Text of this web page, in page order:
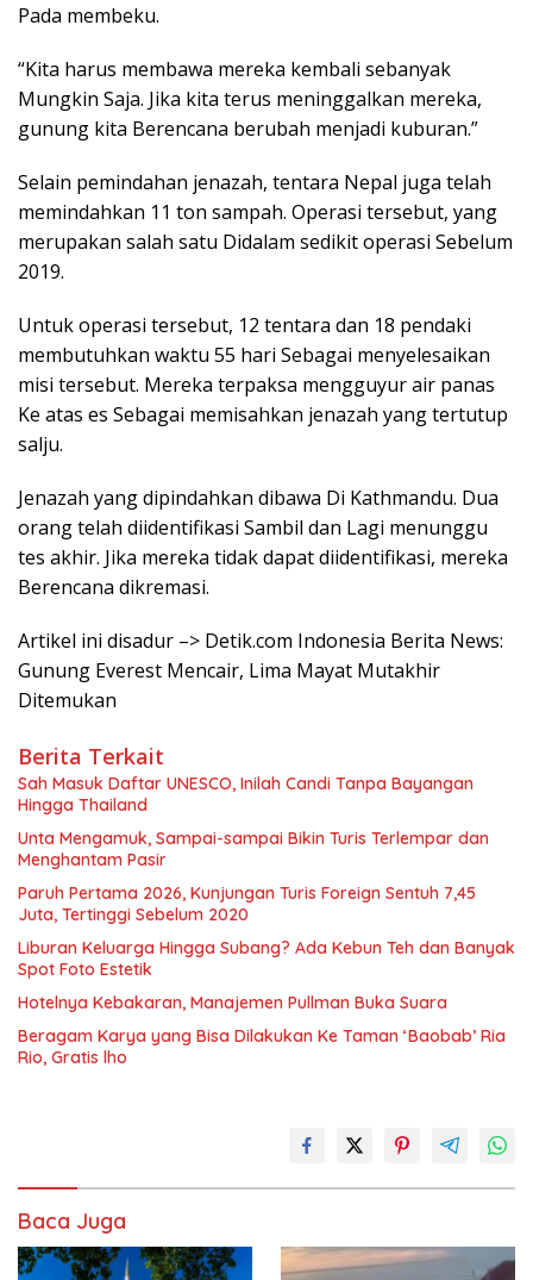
Pada membeku.
“Kita harus membawa mereka kembali sebanyak
Mungkin Saja. Jika kita terus meninggalkan mereka,
gunung kita Berencana berubah menjadi kuburan.”
Selain pemindahan jenazah, tentara Nepal juga telah
memindahkan 11 ton sampah. Operasi tersebut, yang
merupakan salah satu Didalam sedikit operasi Sebelum
2019.
Untuk operasi tersebut, 12 tentara dan 18 pendaki
membutuhkan waktu 55 hari Sebagai menyelesaikan
misi tersebut. Mereka terpaksa mengguyur air panas
Ke atas es Sebagai memisahkan jenazah yang tertutup
salju.
Jenazah yang dipindahkan dibawa Di Kathmandu. Dua
orang telah diidentifikasi Sambil dan Lagi menunggu
tes akhir. Jika mereka tidak dapat diidentifikasi, mereka
Berencana dikremasi.
Artikel ini disadur –> Detik.com Indonesia Berita News:
Gunung Everest Mencair, Lima Mayat Mutakhir
Ditemukan
Berita Terkait
Sah Masuk Daftar UNESCO, Inilah Candi Tanpa Bayangan
Hingga Thailand
Unta Mengamuk, Sampai-sampai Bikin Turis Terlempar dan
Menghantam Pasir
Paruh Pertama 2026, Kunjungan Turis Foreign Sentuh 7,45
Juta, Tertinggi Sebelum 2020
Liburan Keluarga Hingga Subang? Ada Kebun Teh dan Banyak
Spot Foto Estetik
Hotelnya Kebakaran, Manajemen Pullman Buka Suara
Beragam Karya yang Bisa Dilakukan Ke Taman ‘Baobab’ Ria
Rio, Gratis lho
Baca Juga